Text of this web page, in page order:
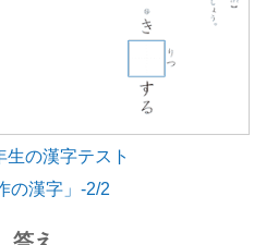
生の漢字テスト
の漢字」-2/2